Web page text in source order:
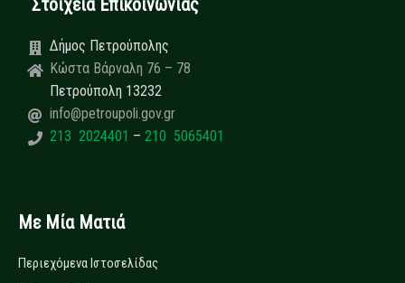
Στοιχεία Επικοινωνίας
Δήμος Πετρούπολης
Κώστα Βάρναλη 76 – 78
Πετρούπολη 13232
info@petroupoli.gov.gr
213 2024401 – 210 5065401
Με Μία Ματιά
Περιεχόμενα Ιστοσελίδας